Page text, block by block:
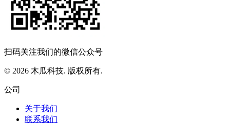
扫码关注我们的微信公众号
© 2026 木瓜科技. 版权所有.
公司
关于我们
联系我们